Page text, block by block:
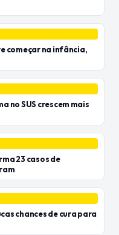
começar na infância,
no SUS crescem mais
23 casos de
chances de cura para